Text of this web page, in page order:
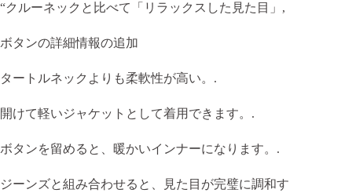
“クルーネックと比べて「リラックスした見た目」,
ボタンの詳細情報の追加
タートルネックよりも柔軟性が高い。.
開けて軽いジャケットとして着用できます。.
ボタンを留めると、暖かいインナーになります。.
ジーンズと組み合わせると、見た目が完璧に調和す